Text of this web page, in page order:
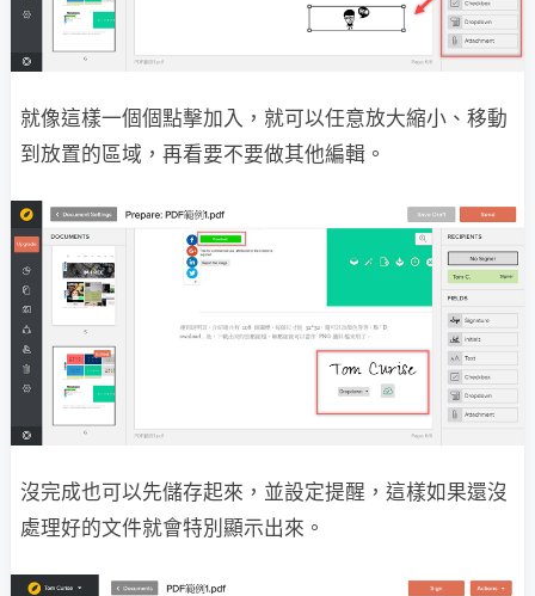
就像這樣一個個點擊加入，就可以任意放大縮小、移動
到放置的區域，再看要不要做其他編輯。
沒完成也可以先儲存起來，並設定提醒，這樣如果還沒
處理好的文件就會特別顯示出來。